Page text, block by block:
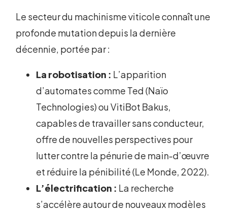
Le secteur du machinisme viticole connaît une
profonde mutation depuis la dernière
décennie, portée par :
La robotisation : L’apparition
d’automates comme Ted (Naïo
Technologies) ou VitiBot Bakus,
capables de travailler sans conducteur,
offre de nouvelles perspectives pour
lutter contre la pénurie de main-d’œuvre
et réduire la pénibilité (Le Monde, 2022).
L’électrification : La recherche
s’accélère autour de nouveaux modèles